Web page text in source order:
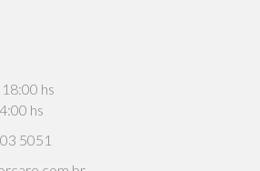
18:00 hs
hs
5051